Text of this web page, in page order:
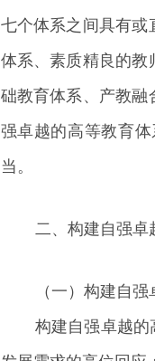
七个体系之间具有或
体系、素质精良的教
础教育体系、产教融
强卓越的高等教育
当。
二、构建自强卓
（一）构建自强
构建自强卓越的